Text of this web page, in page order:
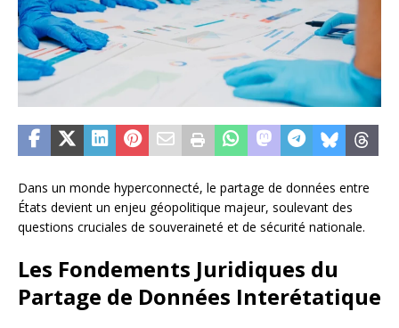
Dans un monde hyperconnecté, le partage de données entre
États devient un enjeu géopolitique majeur, soulevant des
questions cruciales de souveraineté et de sécurité nationale.
Les Fondements Juridiques du
Partage de Données Interétatique